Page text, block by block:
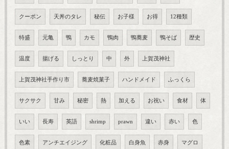
クーポン 天丼のタレ 秘伝 お子様 お得 12種類
特盛 元亀 鴨 カモ 鴨肉 鴨蕎麦 鴨そば 歴史
温度 揚げる しっとり 中 外 上賀茂神社
上賀茂神社手作り市 蕎麦焼菓子 ハンドメイド ふっくら
サクサク 甘み 秘密 熱 加える お祝い 食材 体
いい 長寿 英語 shrimp prawn 違い 赤い 色
色素 アンチエイジング 化粧品 白身魚 赤身 マグロ